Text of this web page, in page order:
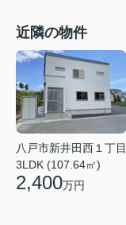
近隣の物件
八戸市新井田西１丁目
3LDK (107.64㎡)
2,400万円